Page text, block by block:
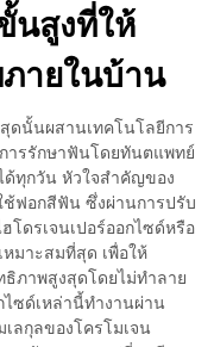
นสูงที่ให้
ายในบ้าน
นั้นผสานเทคโนโลยีการ
ารรักษาฟันโดยทันตแพทย์
ทุกวัน หัวใจสำคัญของ
ฟอกสีฟัน ซึ่งผ่านการปรับ
โดรเจนเปอร์ออกไซด์หรือ
มาะสมที่สุด เพื่อให้
ภาพสูงสุดโดยไม่ทำลาย
ไซด์เหล่านี้ทำงานผ่าน
ลกุลของโครโมเจน